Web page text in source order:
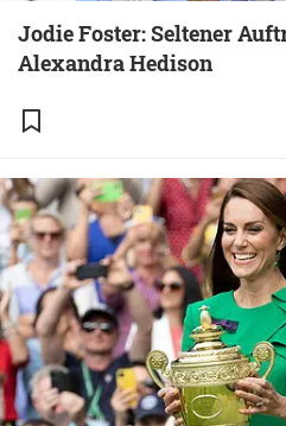
Jodie Foster: Seltener
Alexandra Hedison